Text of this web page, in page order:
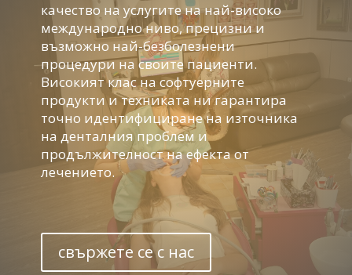
качество на услугите на най-високо
международно ниво, прецизни и
възможно най-безболезнени
процедури на своите пациенти.
Високият клас на софтуерните
продукти и техниката ни гарантира
точно идентифициране на източника
на денталния проблем и
продължителност на ефекта от
лечението.
свържете се с нас